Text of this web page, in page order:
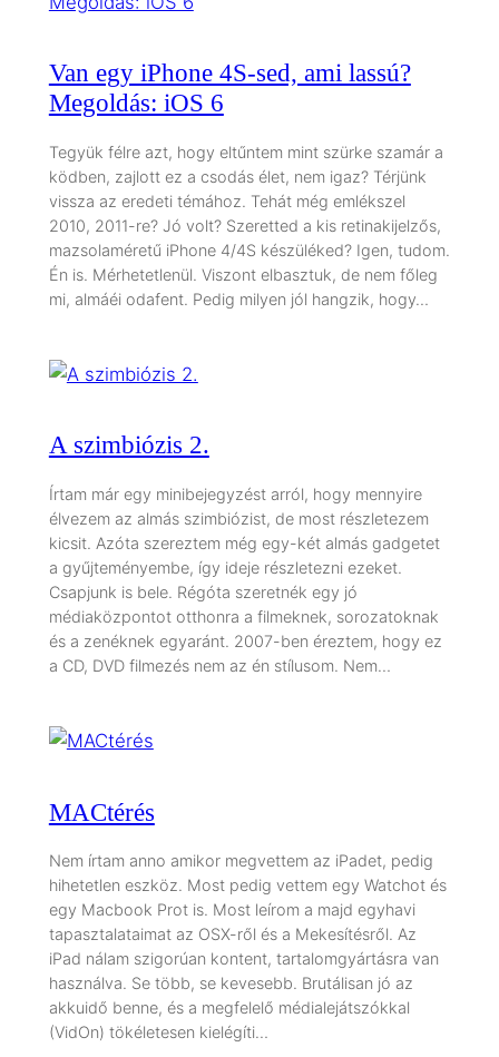
Van egy iPhone 4S-sed, ami lassú?
Megoldás: iOS 6
Tegyük félre azt, hogy eltűntem mint szürke szamár a
ködben, zajlott ez a csodás élet, nem igaz? Térjünk
vissza az eredeti témához. Tehát még emlékszel
2010, 2011-re? Jó volt? Szeretted a kis retinakijelzős,
mazsolaméretű iPhone 4/4S készüléked? Igen, tudom.
Én is. Mérhetetlenül. Viszont elbasztuk, de nem főleg
mi, almáéi odafent. Pedig milyen jól hangzik, hogy…
A szimbiózis 2.
Írtam már egy minibejegyzést arról, hogy mennyire
élvezem az almás szimbiózist, de most részletezem
kicsit. Azóta szereztem még egy-két almás gadgetet
a gyűjteményembe, így ideje részletezni ezeket.
Csapjunk is bele. Régóta szeretnék egy jó
médiaközpontot otthonra a filmeknek, sorozatoknak
és a zenéknek egyaránt. 2007-ben éreztem, hogy ez
a CD, DVD filmezés nem az én stílusom. Nem…
MACtérés
Nem írtam anno amikor megvettem az iPadet, pedig
hihetetlen eszköz. Most pedig vettem egy Watchot és
egy Macbook Prot is. Most leírom a majd egyhavi
tapasztalataimat az OSX-ről és a Mekesítésről. Az
iPad nálam szigorúan kontent, tartalomgyártásra van
használva. Se több, se kevesebb. Brutálisan jó az
akkuidő benne, és a megfelelő médialejátszókkal
(VidOn) tökéletesen kielégíti…